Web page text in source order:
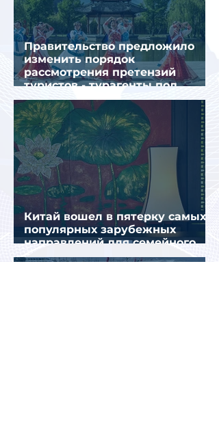
Правительство предложило
изменить порядок
рассмотрения претензий
туристов - турагенты под
ударом!
Китай вошел в пятерку самых
популярных зарубежных
направлений для семейного
отдыха летом